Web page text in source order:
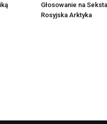
Głosowanie na
Rosyjska Arktyka